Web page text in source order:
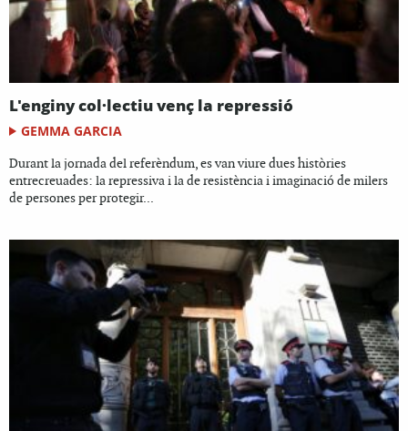
L'enginy col·lectiu venç la repressió
GEMMA GARCIA
Durant la jornada del referèndum, es van viure dues històries
entrecreuades: la repressiva i la de resistència i imaginació de milers
de persones per protegir...